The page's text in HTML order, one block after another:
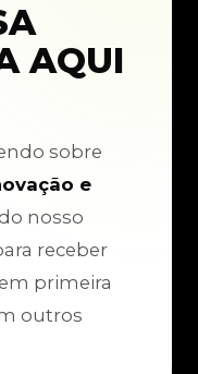
AQUI
sobre
e
nosso
receber
primeira
outros